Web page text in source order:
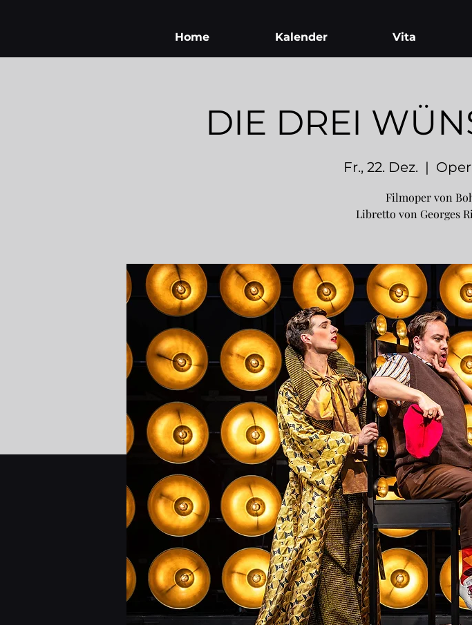
Home Kalender Vita
DIE DREI
Fr., 22. Dez.
  |
Filmoper von
Libretto von Georges